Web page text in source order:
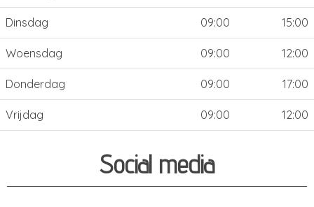
Dinsdag 09:00 15:00
Woensdag 09:00 12:00
Donderdag 09:00 17:00
Vrijdag 09:00 12:00
Social media